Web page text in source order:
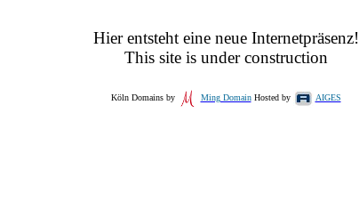
Hier entsteht eine neue Internetpräsenz!
This site is under construction
Köln Domains by Ming DomainHosted by AIGES